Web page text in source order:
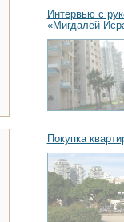
Интервью с
«Мигдалей
Покупка